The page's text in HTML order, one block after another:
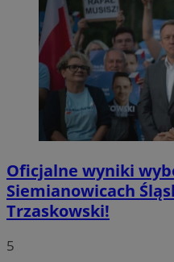
Oficjalne wyniki
Siemianowicach
Trzaskowski!
5